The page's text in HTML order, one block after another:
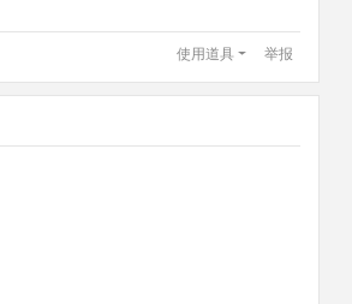
使用道具 举报